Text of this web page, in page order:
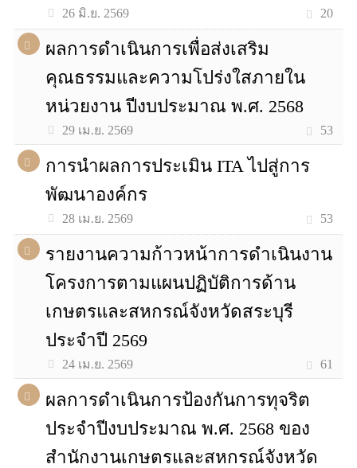
26 มิ.ย. 2569 20
ผลการดำเนินการเพื่อส่งเสริม
คุณธรรมและความโปร่งใสภายใน
หน่วยงาน ปีงบประมาณ พ.ศ. 2568
29 เม.ย. 2569 53
การนำผลการประเมิน ITA ไปสู่การ
พัฒนาองค์กร
28 เม.ย. 2569 53
รายงานความก้าวหน้าการดำเนินงาน
โครงการตามแผนปฏิบัติการด้าน
เกษตรและสหกรณ์จังหวัดสระบุรี
ประจำปี 2569
24 เม.ย. 2569 61
ผลการดำเนินการป้องกันการทุจริต
ประจำปีงบประมาณ พ.ศ. 2568 ของ
สำนักงานเกษตรและสหกรณ์จังหวัด